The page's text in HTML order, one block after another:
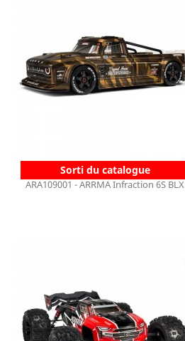
Sorti du catalogue
ARA109001 - ARRMA Infraction 6S BLX